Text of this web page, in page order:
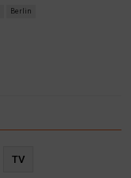
Berlin
TV